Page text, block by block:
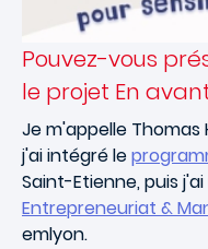
Pouvez-vous
le projet En
Je m'appelle Thomas
j'ai intégré le
Saint-Etienne, puis
Entrepreneuriat &
emlyon.